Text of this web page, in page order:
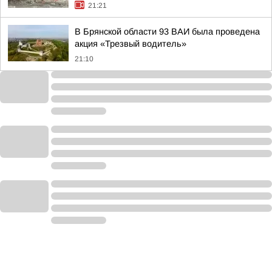
21:21
В Брянской области 93 ВАИ была проведена
акция «Трезвый водитель»
21:10